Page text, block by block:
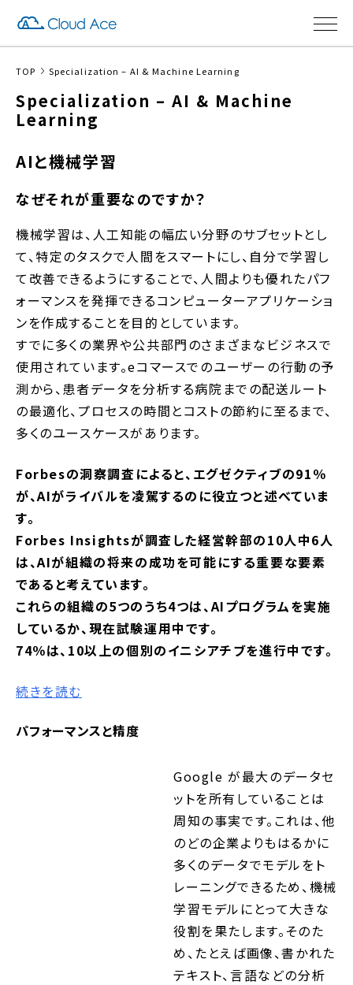
TOP Specialization – AI & Machine Learning
Specialization – AI & Machine
Learning
AIと機械学習
なぜそれが重要なのですか？
機械学習は、人工知能の幅広い分野のサブセットとし
て、特定のタスクで人間をスマートにし、自分で学習し
て改善できるようにすることで、人間よりも優れたパフ
ォーマンスを発揮できるコンピューターアプリケーショ
ンを作成することを目的としています。
すでに多くの業界や公共部門のさまざまなビジネスで
使用されています。eコマースでのユーザーの行動の予
測から、患者データを分析する病院までの配送ルート
の最適化、プロセスの時間とコストの節約に至るまで、
多くのユースケースがあります。
Forbesの洞察調査によると、エグゼクティブの91％
が、AIがライバルを凌駕するのに役立つと述べていま
す。
Forbes Insightsが調査した経営幹部の10人中6人
は、AIが組織の将来の成功を可能にする重要な要素
であると考えています。
これらの組織の5つのうち4つは、AIプログラムを実施
しているか、現在試験運用中です。
74％は、10以上の個別のイニシアチブを進行中です。
続きを読む
パフォーマンスと精度
Google が最大のデータセ
ットを所有していることは
周知の事実です。これは、他
のどの企業よりもはるかに
多くのデータでモデルをト
レーニングできるため、機械
学習モデルにとって大きな
役割を果たします。そのた
め、たとえば画像、書かれた
テキスト、言語などの分析